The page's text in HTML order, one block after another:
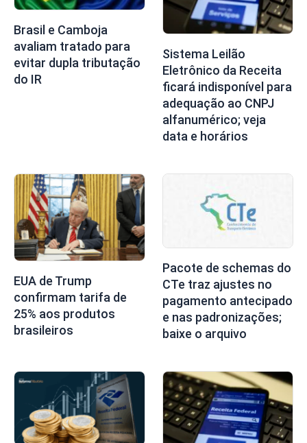
Brasil e Camboja
avaliam tratado para
evitar dupla tributação
do IR
Sistema Leilão
Eletrônico da Receita
ficará indisponível para
adequação ao CNPJ
alfanumérico; veja
data e horários
EUA de Trump
confirmam tarifa de
25% aos produtos
brasileiros
Pacote de schemas do
CTe traz ajustes no
pagamento antecipado
e nas padronizações;
baixe o arquivo